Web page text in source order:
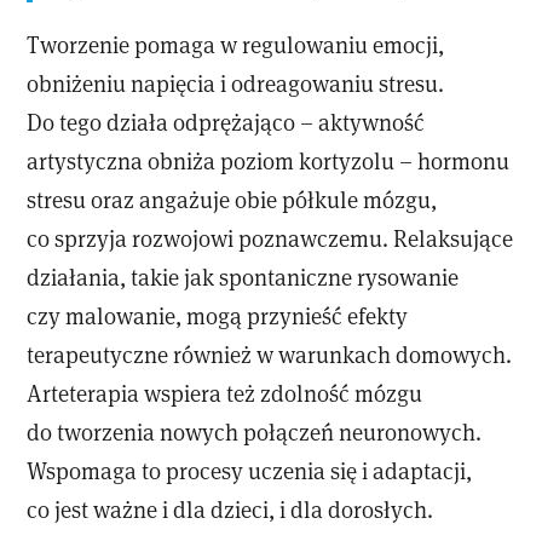
Tworzenie pomaga w regulowaniu emocji,
obniżeniu napięcia i odreagowaniu stresu.
Do tego działa odprężająco – aktywność
artystyczna obniża poziom kortyzolu – hormonu
stresu oraz angażuje obie półkule mózgu,
co sprzyja rozwojowi poznawczemu. Relaksujące
działania, takie jak spontaniczne rysowanie
czy malowanie, mogą przynieść efekty
terapeutyczne również w warunkach domowych.
Arteterapia wspiera też zdolność mózgu
do tworzenia nowych połączeń neuronowych.
Wspomaga to procesy uczenia się i adaptacji,
co jest ważne i dla dzieci, i dla dorosłych.